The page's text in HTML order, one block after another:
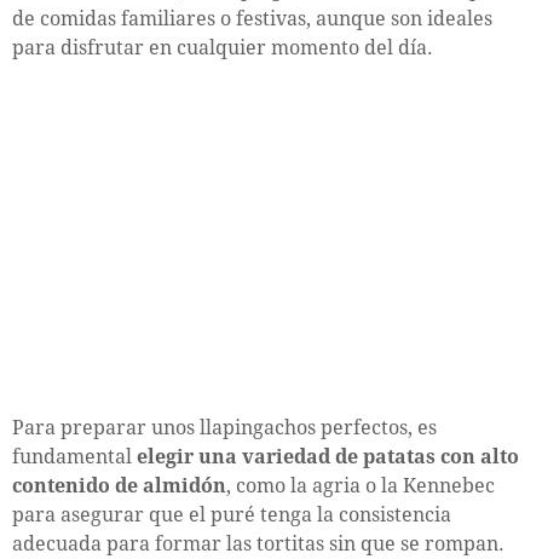
de comidas familiares o festivas, aunque son ideales
para disfrutar en cualquier momento del día.
Para preparar unos llapingachos perfectos, es
fundamental elegir una variedad de patatas con alto
contenido de almidón, como la agria o la Kennebec
para asegurar que el puré tenga la consistencia
adecuada para formar las tortitas sin que se rompan.